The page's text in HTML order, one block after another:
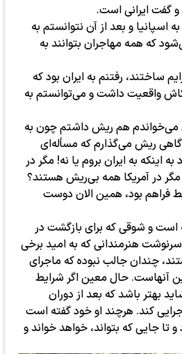
گفت ایرانی است.
رفتم به اسپانیا و بعد از آن نتوانستم به
که همه مهاجران بتوانند به
ساختند، رفتنم به ایران بود که
واقعیت داشت و می‌توانستم به
می‌خواندم هم ریش داشتم چون به
ریش می‌گذارم که مسأله‌ای
به ایران بروم یا نه! مگر در
مگر در آمریکا همه بی‌ریش هستند؟
فراهم بود، همین الان دوست
و شوقی که برای بازگشت در
هنرمندانی که به امید برخی
چندان جالب نبوده که ماجرای
آنهاست. حال معین اگر شرایط
بهتر باشد که بعد از دوران
کند. هرچند او خود گفته است
تا جایی که بتواند، خواهد خواند و